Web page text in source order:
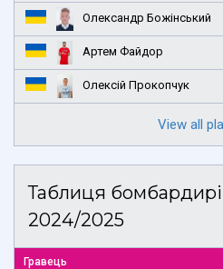
Олександр Божінський
Артем Файдор
Олексій Прокопчук
View all
Таблиця
2024/2025
Гравець